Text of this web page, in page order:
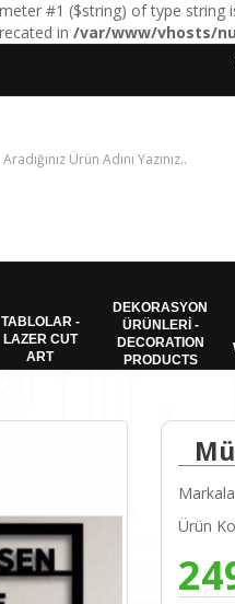
#1 ($string) of type string
in /var/www/vhosts/
TABLOLAR -
LAZER CUT
ART
DEKORASYON
ÜRÜNLERİ -
DECORATION
PRODUCTS
Ürün